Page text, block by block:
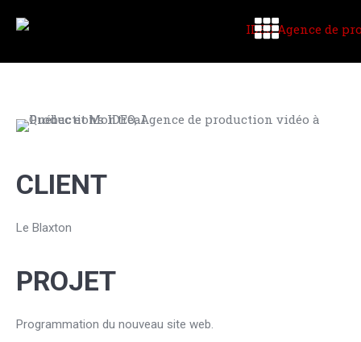
CLIENT
Le Blaxton
PROJET
Programmation du nouveau site web.